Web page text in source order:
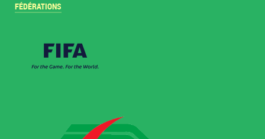
FÉDÉRATIONS